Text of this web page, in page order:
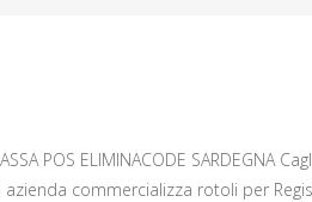
POS ELIMINACODE SARDEGNA
azienda commercializza rotoli per